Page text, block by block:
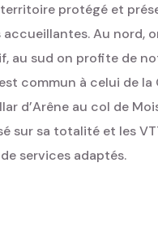
protégé et
Au nord,
au sud on profite de
commun à celui de
d’Arêne au col de
sur sa totalité et les
services adaptés.